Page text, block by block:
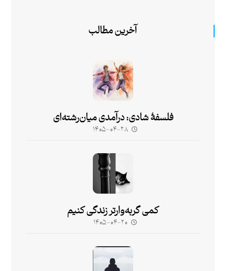
آخرین مطالب
فلسفۀ شادی: درآمدی میان‌رشته‌ای
۱۴۰۵-۰۴-۲۸
کمی گربه‌وارتر زندگی کنیم
۱۴۰۵-۰۴-۲۰